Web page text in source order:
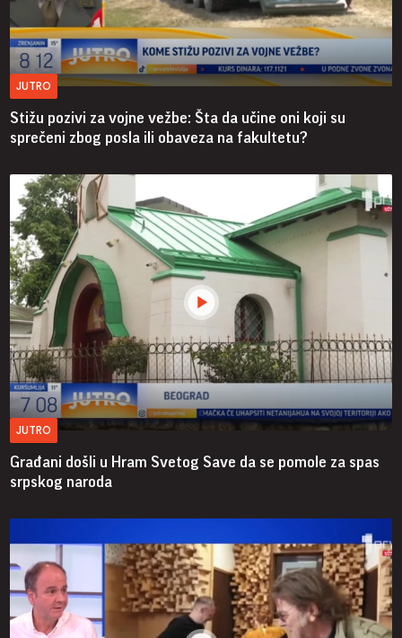
JUTRO
Stižu pozivi za vojne vežbe: Šta da učine oni koji su
sprečeni zbog posla ili obaveza na fakultetu?
JUTRO
Građani došli u Hram Svetog Save da se pomole za spas
srpskog naroda